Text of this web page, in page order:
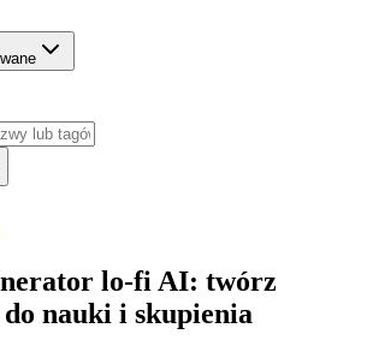
lo-fi AI: twórz
nauki i skupienia